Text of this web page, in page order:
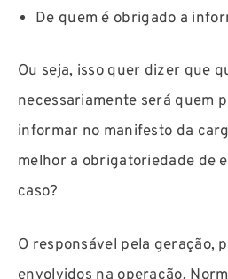
De quem é obrigado a
Ou seja, isso quer dizer que
necessariamente será quem
informar no manifesto da
melhor a obrigatoriedade de
caso?
O responsável pela geração,